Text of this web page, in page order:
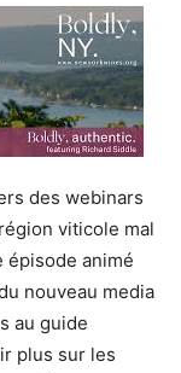
des webinars
viticole mal
épisode animé
nouveau media
au guide
plus sur les